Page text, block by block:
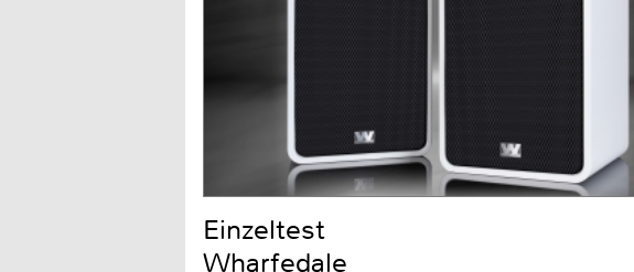
Einzeltest
Wharfedale